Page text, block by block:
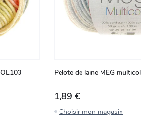
Pelote de laine MEG
1,89 €
Choisir mon magasin